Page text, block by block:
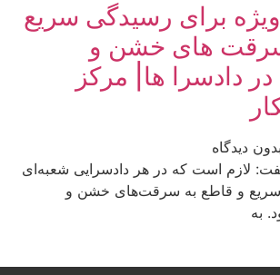
ویژه برای رسیدگی سریع
های خشن و
دادسرا ها| مرکز
بدون دیدگاه
لازم است که در هر دادسرایی شعبه‌ای
سریع و قاطع به سرقت‌های خشن و
به